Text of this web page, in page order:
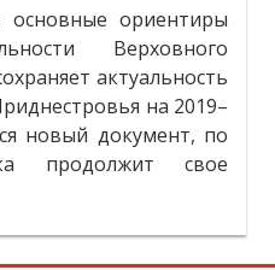
основные ориентиры
Верховного
актуальность
на 2019–
новый документ, по
продолжит свое